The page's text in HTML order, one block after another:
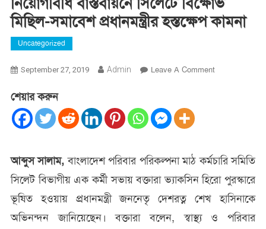
মিছিল-সমাবেশ প্রধানমন্ত্রীর হস্তক্ষেপ কামনা
Uncategorized
September 27, 2019 Admin Leave A CommentOn
প্রধানমন্ত্রীর
হস্তক্ষেপ
কামনা
শেয়ার করুন
আব্দুস সালাম,বাংলাদেশ পরিবার পরিকল্পনা মাঠ কর্মচারি সমিতি
সিলেট বিভাগীয় এক কর্মী সভায় বক্তারা ভ্যাকসিন হিরো পুরস্কারে
ভূষিত হওয়ায় প্রধানমন্ত্রী জননেতৃ দেশরত্ন শেখ হাসিনাকে
অভিনন্দন জানিয়েছেন। বক্তারা বলেন, স্বাস্থ্য ও পরিবার